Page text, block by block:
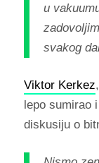
u
svakog
Viktor Kerkez
lepo sumirao
diskusiju o